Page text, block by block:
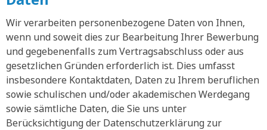
Wir verarbeiten personenbezogene Daten von Ihnen,
wenn und soweit dies zur Bearbeitung Ihrer Bewerbung
und gegebenenfalls zum Vertragsabschluss oder aus
gesetzlichen Gründen erforderlich ist. Dies umfasst
insbesondere Kontaktdaten, Daten zu Ihrem beruflichen
sowie schulischen und/oder akademischen Werdegang
sowie sämtliche Daten, die Sie uns unter
Berücksichtigung der Datenschutzerklärung zur